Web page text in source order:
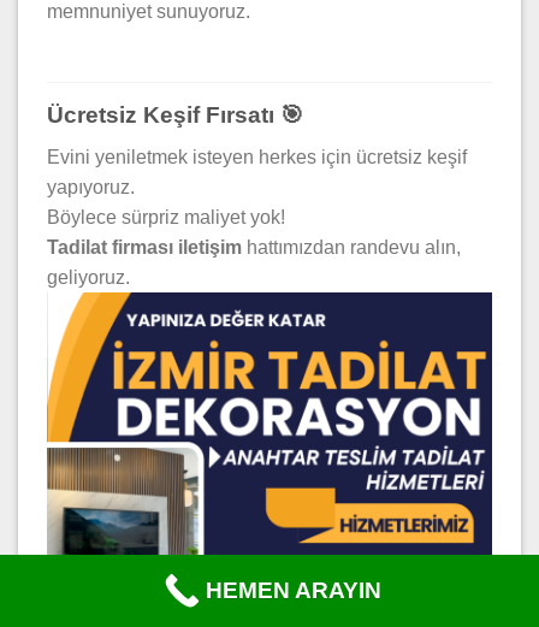
memnuniyet sunuyoruz.
Ücretsiz Keşif Fırsatı 🎯
Evini yeniletmek isteyen herkes için ücretsiz keşif
yapıyoruz.
Böylece sürpriz maliyet yok!
Tadilat firması iletişim hattımızdan randevu alın,
geliyoruz.
HEMEN ARAYIN